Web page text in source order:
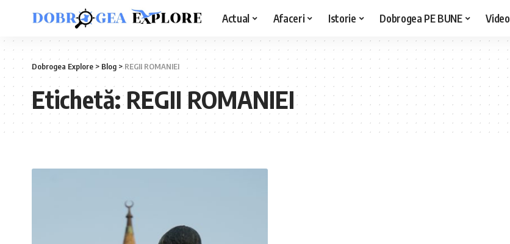
Actual Afaceri Istorie Dobrogea PE BUNE Video
Dobrogea Explore> Blog >REGII ROMANIEI
Etichetă:REGII ROMANIEI